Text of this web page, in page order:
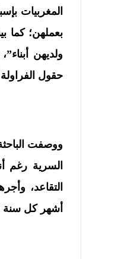
المغربيات
بعملهن؛ كما
ولديهن
حقول الفراولة أميات، وأن 42 في
ووصفت
السرية
أشهر كل سنة في المنزل